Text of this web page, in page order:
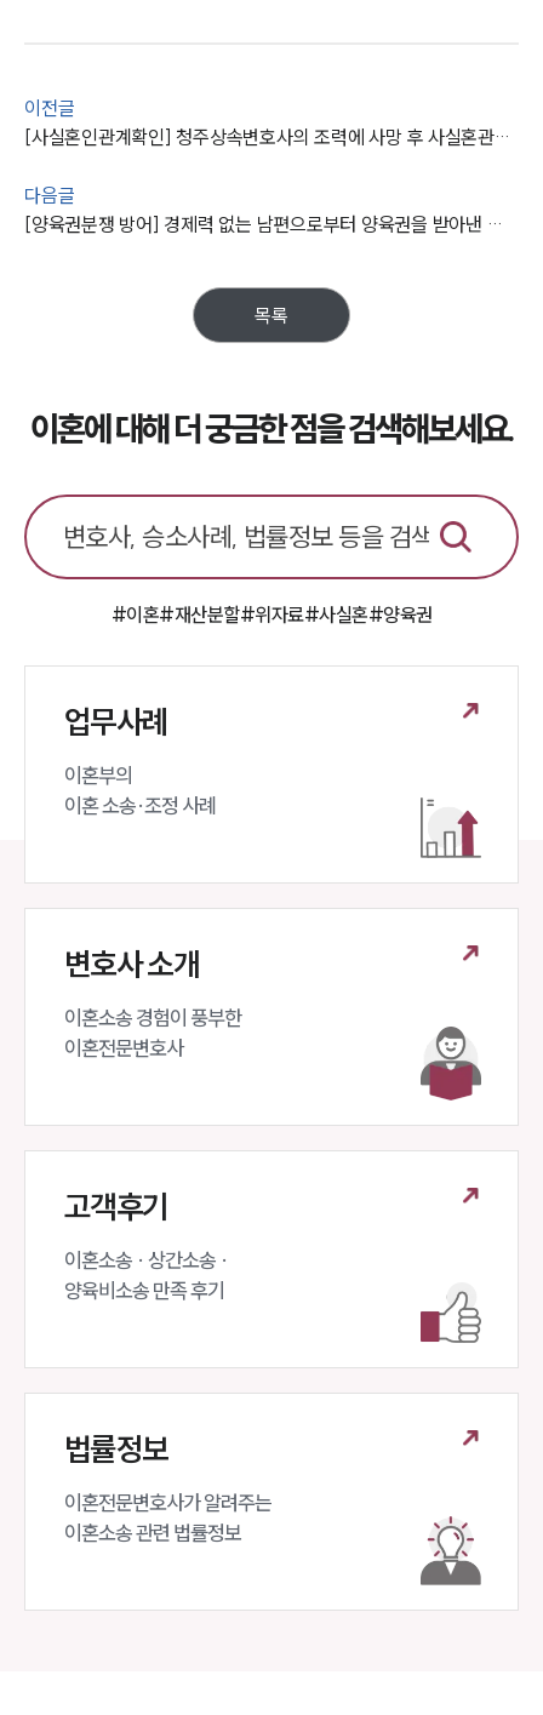
이전글
[사실혼인관계확인] 청주상속변호사의 조력에 사망 후 사실혼관계인정으로 상속 성공
다음글
[양육권분쟁 방어] 경제력 없는 남편으로부터 양육권을 받아낸 대륜의 이혼변호사
목록
이혼에 대해 더 궁금한 점을 검색해보세요.
#이혼#재산분할#위자료#사실혼#양육권
업무사례
이혼부의
이혼 소송·조정 사례
변호사 소개
이혼소송 경험이 풍부한
이혼전문변호사
고객후기
이혼소송 · 상간소송 ·
양육비소송 만족 후기
법률정보
이혼전문변호사가 알려주는
이혼소송 관련 법률정보